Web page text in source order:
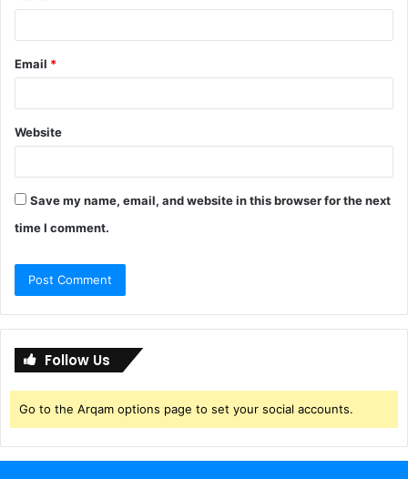
Email *
Website
Save my name, email, and website in this browser for the next
time I comment.
Follow Us
Go to the Arqam options page to set your social accounts.